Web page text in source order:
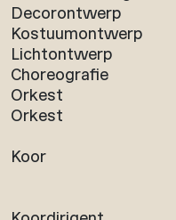
Decorontwerp
Kostuumontwerp
Lichtontwerp
Choreografie
Orkest
Orkest
Koor